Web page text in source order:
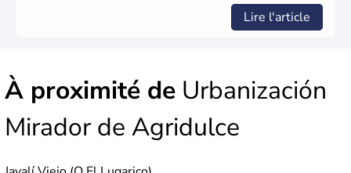
Lire l'article
À proximité de Urbanización
Mirador de Agridulce